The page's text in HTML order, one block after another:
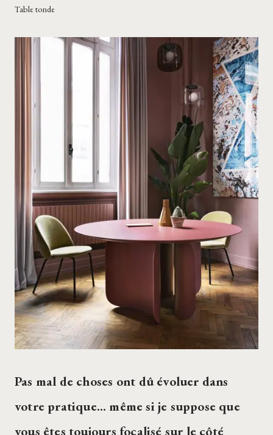
Table tonde
Pas mal de choses ont dû évoluer dans
votre pratique… même si je suppose que
vous êtes toujours focalisé sur le côté